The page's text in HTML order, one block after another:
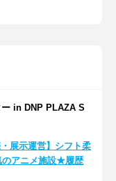
in DNP PLAZA S
展示運営】シフト柔
アニメ施設★履歴